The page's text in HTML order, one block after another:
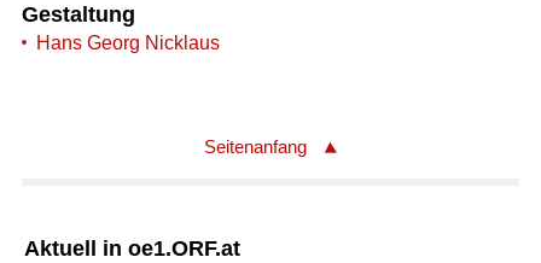
Gestaltung
Hans Georg Nicklaus
Seitenanfang
Aktuell in oe1.ORF.at